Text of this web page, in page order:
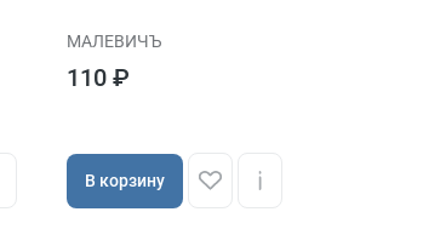
МАЛЕВИЧЪ
110 ₽
В корзину